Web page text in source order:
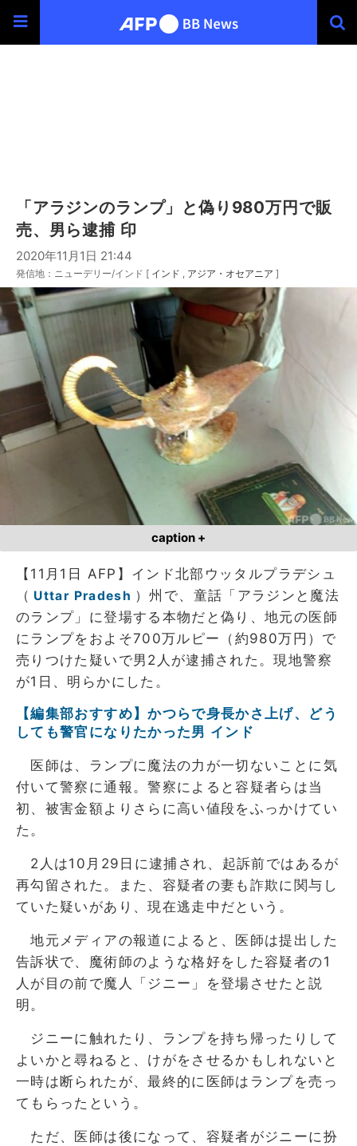
「アラジンのランプ」と偽り980万円で販
売、男ら逮捕 印
2020年11月1日 21:44
発信地：ニューデリー/インド [ インド アジア・オセアニア ]
caption +
【11月1日 AFP】インド北部ウッタルプラデシュ
（ Uttar Pradesh ）州で、童話「アラジンと魔法
のランプ」に登場する本物だと偽り、地元の医師
にランプをおよそ700万ルピー（約980万円）で
売りつけた疑いで男2人が逮捕された。現地警察
が1日、明らかにした。
【編集部おすすめ】かつらで身長かさ上げ、どう
しても警官になりたかった男 インド
医師は、ランプに魔法の力が一切ないことに気
付いて警察に通報。警察によると容疑者らは当
初、被害金額よりさらに高い値段をふっかけてい
た。
2人は10月29日に逮捕され、起訴前ではあるが
再勾留された。また、容疑者の妻も詐欺に関与し
ていた疑いがあり、現在逃走中だという。
地元メディアの報道によると、医師は提出した
告訴状で、魔術師のような格好をした容疑者の1
人が目の前で魔人「ジニー」を登場させたと説
明。
ジニーに触れたり、ランプを持ち帰ったりして
よいかと尋ねると、けがをさせるかもしれないと
一時は断られたが、最終的に医師はランプを売っ
てもらったという。
ただ、医師は後になって、容疑者がジニーに扮